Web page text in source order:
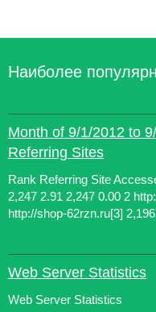
Наиболее
Month of 9/1/2012 to
Referring Sites
Rank Referring Site
2,247 2.91 2,247 0.00 2
http://shop-62rzn.ru[3]
Web Server Statistics
Web Server Statistics